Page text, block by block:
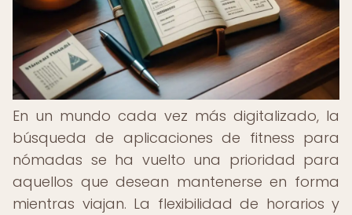
En un mundo cada vez más digitalizado, la
búsqueda de aplicaciones de fitness para
nómadas se ha vuelto una prioridad para
aquellos que desean mantenerse en forma
mientras viajan. La flexibilidad de horarios y